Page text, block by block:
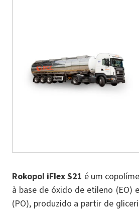
Rokopol iFlex S21 é um
à base de óxido de etileno (EO)
(PO), produzido a partir de